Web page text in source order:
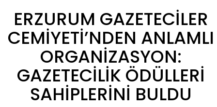
ERZURUM GAZETECİLER
CEMİYETİ’NDEN ANLAMLI
ORGANİZASYON:
GAZETECİLİK ÖDÜLLERİ
SAHİPLERİNİ BULDU